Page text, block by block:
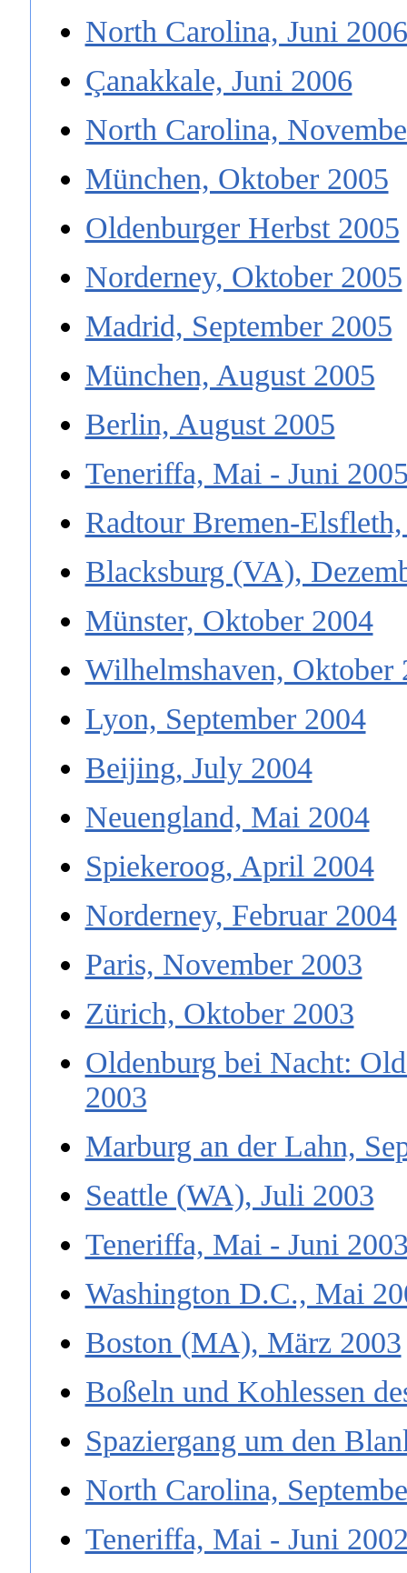
North Carolina, Juni 2006
Çanakkale, Juni 2006
North Carolina,
München, Oktober 2005
Oldenburger Herbst 2005
Norderney, Oktober 2005
Madrid, September 2005
München, August 2005
Berlin, August 2005
Teneriffa, Mai - Juni
Radtour Bremen-
Blacksburg (VA),
Münster, Oktober 2004
Wilhelmshaven, Oktober
Lyon, September 2004
Beijing, July 2004
Neuengland, Mai 2004
Spiekeroog, April 2004
Norderney, Februar 2004
Paris, November 2003
Zürich, Oktober 2003
Oldenburg bei Nacht:
2003
Marburg an der Lahn,
Seattle (WA), Juli 2003
Teneriffa, Mai - Juni
Washington D.C., Mai
Boston (MA), März 2003
Boßeln und Kohlessen
Spaziergang um den
North Carolina,
Teneriffa, Mai - Juni